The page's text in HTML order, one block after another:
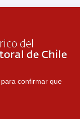
confirmar que